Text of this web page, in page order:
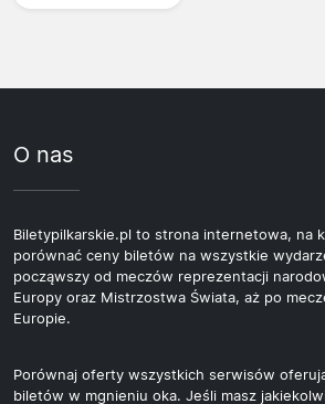
O nas
Biletypilkarskie.pl to strona internetowa, na
porównać ceny biletów na wszystkie
począwszy od meczów reprezentacji
Europy oraz Mistrzostwa Świata, aż po
Europie.
Porównaj oferty wszystkich serwisów
biletów w mgnieniu oka. Jeśli masz